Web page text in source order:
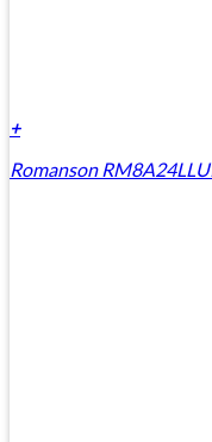
+
Romanson